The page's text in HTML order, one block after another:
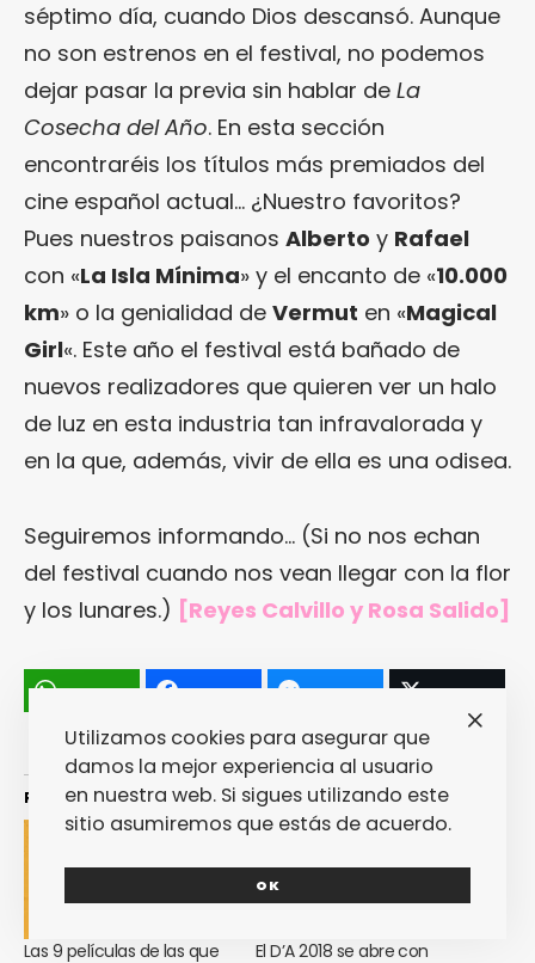
séptimo día, cuando Dios descansó. Aunque
no son estrenos en el festival, no podemos
dejar pasar la previa sin hablar de La
Cosecha del Año. En esta sección
encontraréis los títulos más premiados del
cine español actual… ¿Nuestro favoritos?
Pues nuestros paisanos Alberto y Rafael
con «La Isla Mínima» y el encanto de «10.000
km» o la genialidad de Vermut en «Magical
Girl«. Este año el festival está bañado de
nuevos realizadores que quieren ver un halo
de luz en esta industria tan infravalorada y
en la que, además, vivir de ella es una odisea.
Seguiremos informando… (Si no nos echan
del festival cuando nos vean llegar con la flor
y los lunares.) [Reyes Calvillo y Rosa Salido]
Relacionado
Las 9 películas de las que
El D’A 2018 se abre con
Utilizamos cookies para asegurar que
damos la mejor experiencia al usuario
en nuestra web. Si sigues utilizando este
sitio asumiremos que estás de acuerdo.
OK